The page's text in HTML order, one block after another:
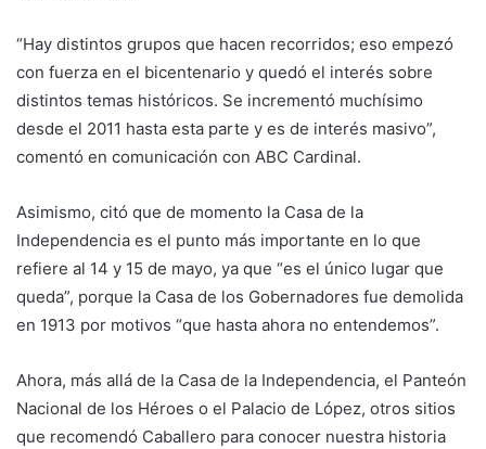
“Hay distintos grupos que hacen recorridos; eso empezó
con fuerza en el bicentenario y quedó el interés sobre
distintos temas históricos. Se incrementó muchísimo
desde el 2011 hasta esta parte y es de interés masivo”,
comentó en comunicación con ABC Cardinal.
Asimismo, citó que de momento la Casa de la
Independencia es el punto más importante en lo que
refiere al 14 y 15 de mayo, ya que “es el único lugar que
queda”, porque la Casa de los Gobernadores fue demolida
en 1913 por motivos “que hasta ahora no entendemos”.
Ahora, más allá de la Casa de la Independencia, el Panteón
Nacional de los Héroes o el Palacio de López, otros sitios
que recomendó Caballero para conocer nuestra historia